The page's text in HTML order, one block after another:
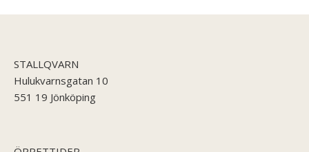
STALLQVARN
Hulukvarnsgatan 10
551 19 Jönköping